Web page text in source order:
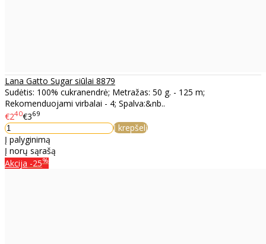
Lana Gatto Sugar siūlai 8879
Sudėtis: 100% cukranendrė; Metražas: 50 g. - 125 m;
Rekomenduojami virbalai - 4; Spalva:&nb..
€240€369
Į krepšelį
Į palyginimą
Į norų sąrašą
Akcija -25%